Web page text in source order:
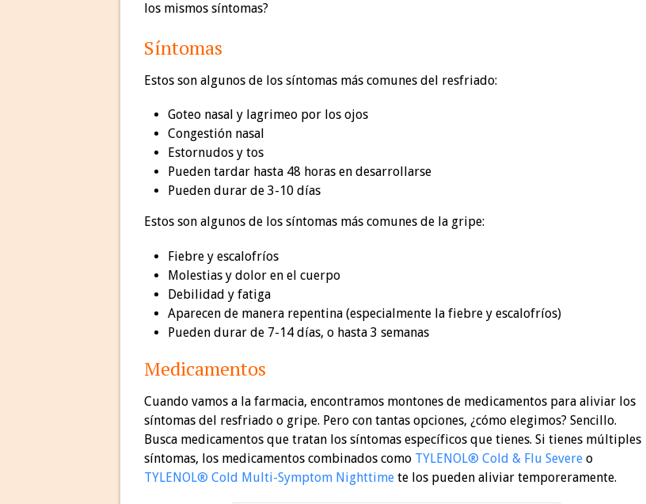
los mismos síntomas?
Síntomas
Estos son algunos de los síntomas más comunes del resfriado:
Goteo nasal y lagrimeo por los ojos
Congestión nasal
Estornudos y tos
Pueden tardar hasta 48 horas en desarrollarse
Pueden durar de 3-10 días
Estos son algunos de los síntomas más comunes de la gripe:
Fiebre y escalofríos
Molestias y dolor en el cuerpo
Debilidad y fatiga
Aparecen de manera repentina (especialmente la fiebre y escalofríos)
Pueden durar de 7-14 días, o hasta 3 semanas
Medicamentos
Cuando vamos a la farmacia, encontramos montones de medicamentos para aliviar los
síntomas del resfriado o gripe. Pero con tantas opciones, ¿cómo elegimos? Sencillo.
Busca medicamentos que tratan los síntomas específicos que tienes. Si tienes múltiples
síntomas, los medicamentos combinados como TYLENOL® Cold & Flu Severe o
TYLENOL® Cold Multi-Symptom Nighttime te los pueden aliviar temporeramente.